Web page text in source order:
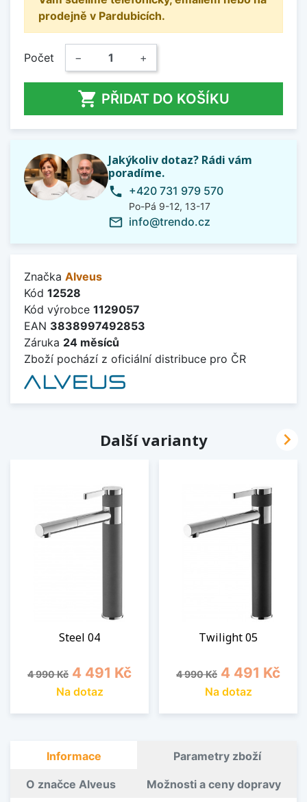
prodejně v Pardubicích.
Počet − +
 PŘIDAT DO KOŠÍKU
Jakýkoliv dotaz? Rádi vám
poradíme.
phone +420 731 979 570
Po-Pá 9-12, 13-17
mail_outline info@trendo.cz
Značka Alveus
Kód 12528
Kód výrobce 1129057
EAN 3838997492853
Záruka 24 měsíců
Zboží pochází z oficiální distribuce pro ČR
Další varianty
Steel 04
Běžná cena
4 990 Kč Cena
4 491 Kč
Na dotaz
Twilight 05
Běžná cena
4 990 Kč Cena
4 491 Kč
Na dotaz

Informace Parametry zboží
O značce Alveus Možnosti a ceny dopravy